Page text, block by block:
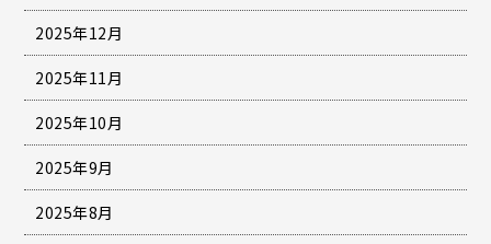
2025年12月
2025年11月
2025年10月
2025年9月
2025年8月